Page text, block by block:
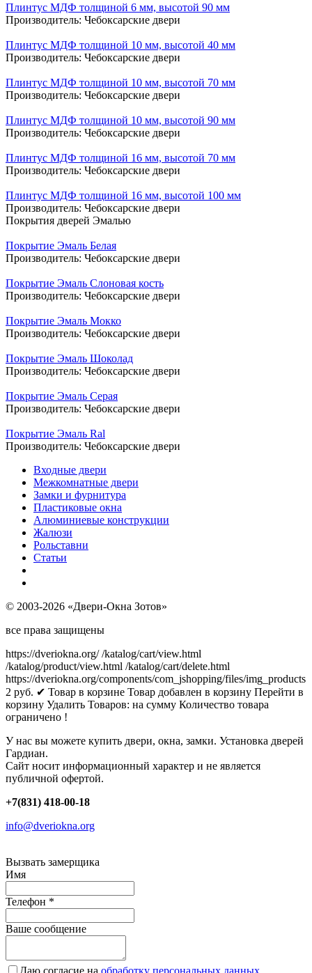
Плинтус МДФ толщиной 6 мм, высотой 90 мм
Производитель: Чебоксарские двери
Плинтус МДФ толщиной 10 мм, высотой 40 мм
Производитель: Чебоксарские двери
Плинтус МДФ толщиной 10 мм, высотой 70 мм
Производитель: Чебоксарские двери
Плинтус МДФ толщиной 10 мм, высотой 90 мм
Производитель: Чебоксарские двери
Плинтус МДФ толщиной 16 мм, высотой 70 мм
Производитель: Чебоксарские двери
Плинтус МДФ толщиной 16 мм, высотой 100 мм
Производитель: Чебоксарские двери
Покрытия дверей Эмалью
Покрытие Эмаль Белая
Производитель: Чебоксарские двери
Покрытие Эмаль Слоновая кость
Производитель: Чебоксарские двери
Покрытие Эмаль Мокко
Производитель: Чебоксарские двери
Покрытие Эмаль Шоколад
Производитель: Чебоксарские двери
Покрытие Эмаль Серая
Производитель: Чебоксарские двери
Покрытие Эмаль Ral
Производитель: Чебоксарские двери
Входные двери
Межкомнатные двери
Замки и фурнитура
Пластиковые окна
Алюминиевые конструкции
Жалюзи
Рольставни
Статьи
© 2003-2026 «Двери-Окна Зотов»
все права защищены
https://dveriokna.org/ /katalog/cart/view.html
/katalog/product/view.html /katalog/cart/delete.html
https://dveriokna.org/components/com_jshopping/files/img_products
2 руб. ✔ Товар в корзине Товар добавлен в корзину Перейти в
корзину Удалить Товаров: на сумму Количество товара
ограничено !
У нас вы можете купить двери, окна, замки. Установка дверей
Гардиан.
Сайт носит информационный характер и не является
публичной офертой.
+7(831) 418-00-18
info@dveriokna.org
Вызвать замерщика
Имя
Телефон *
Ваше сообщение
Даю согласие на обработку персональных данных